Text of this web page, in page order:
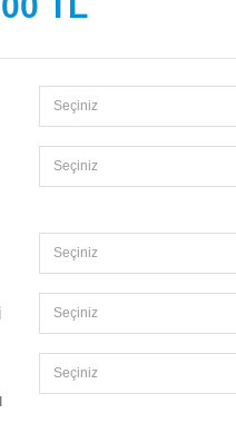
Seçiniz
Seçiniz
Seçiniz
Seçiniz
Seçiniz